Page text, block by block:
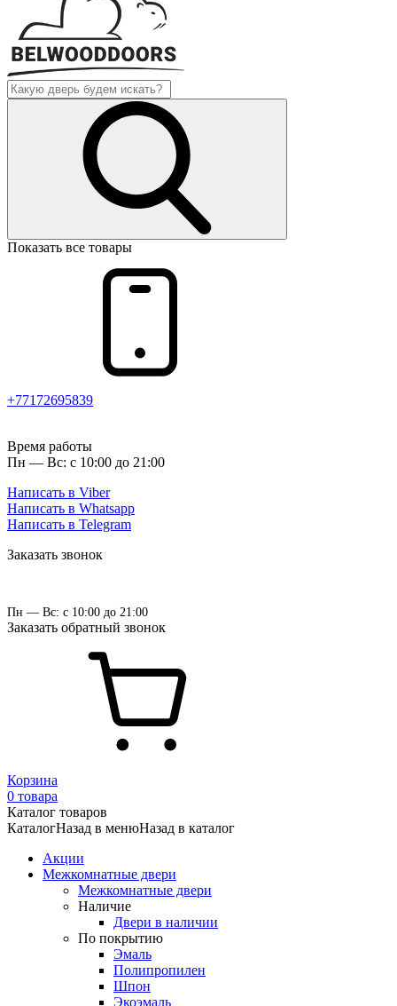
Показать все товары
+77172695839
Время работы
Пн — Вс: с 10:00 до 21:00
Написать в Viber
Написать в Whatsapp
Написать в Telegram
Заказать звонок
Пн — Вс: с 10:00 до 21:00
Заказать обратный звонок
Корзина
0 товара
Каталог товаров
КаталогНазад в менюНазад в каталог
Акции
Межкомнатные двери
Межкомнатные двери
Наличие
Двери в наличии
По покрытию
Эмаль
Полипропилен
Шпон
Экоэмаль